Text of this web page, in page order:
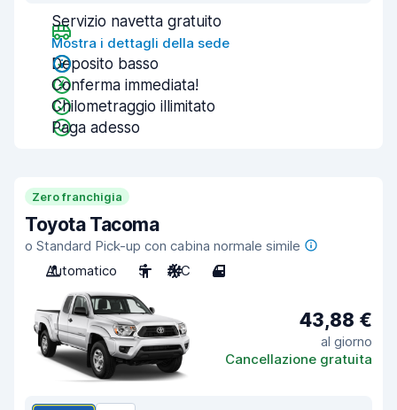
Servizio navetta gratuito
Mostra i dettagli della sede
Deposito basso
Conferma immediata!
Chilometraggio illimitato
Paga adesso
Zero franchigia
Toyota Tacoma
o Standard Pick-up con cabina normale simile
Automatico
5 A/C 4
43,88 €
al giorno
Cancellazione gratuita